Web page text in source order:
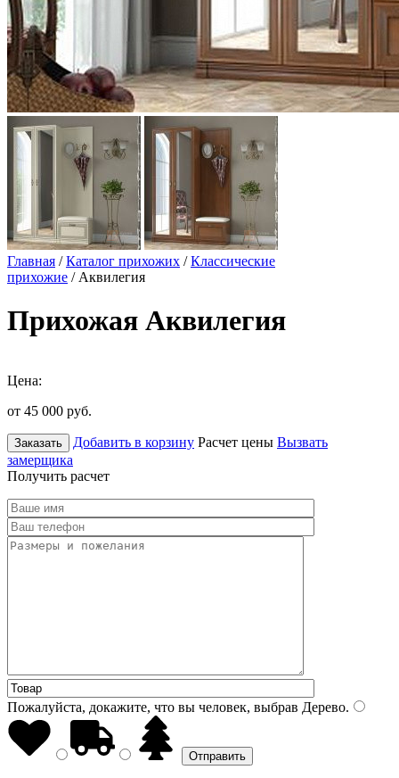
Главная /Каталог прихожих /Классические
прихожие / Аквилегия
Прихожая Аквилегия
Цена:
от 45 000 руб.
Заказать Добавить в корзину Расчет цены Вызвать
замерщика
Получить расчет
Пожалуйста, докажите, что вы человек, выбрав Дерево.